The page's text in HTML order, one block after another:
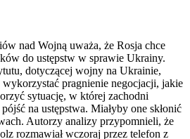
nad Wojną uważa, że Rosja chce
do ustępstw w sprawie Ukrainy.
dotyczącej wojny na Ukrainie,
wykorzystać pragnienie negocjacji, jakie
sytuację, w której zachodni
na ustępstwa. Miałyby one skłonić
Autorzy analizy przypomnieli, że
rozmawiał wczoraj przez telefon z